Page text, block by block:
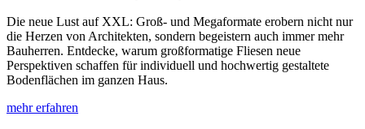
Die neue Lust auf XXL: Groß- und Megaformate erobern nicht nur
die Herzen von Architekten, sondern begeistern auch immer mehr
Bauherren. Entdecke, warum großformatige Fliesen neue
Perspektiven schaffen für individuell und hochwertig gestaltete
Bodenflächen im ganzen Haus.
mehr erfahren